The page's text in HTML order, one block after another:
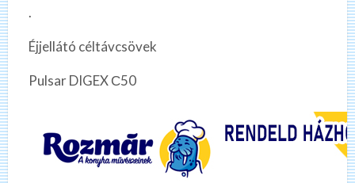
.
Éjjellátó céltávcsövek
Pulsar DIGEX С50